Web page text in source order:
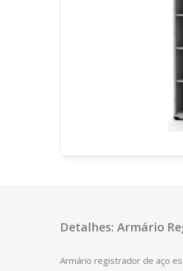
Detalhes: Armário
Armário registrador de aço